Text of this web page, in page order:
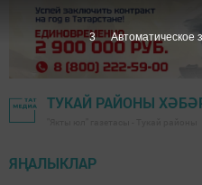
ТУКАЙ РАЙОНЫ
ЯҢАЛЫКЛАР
2 Автоматическое